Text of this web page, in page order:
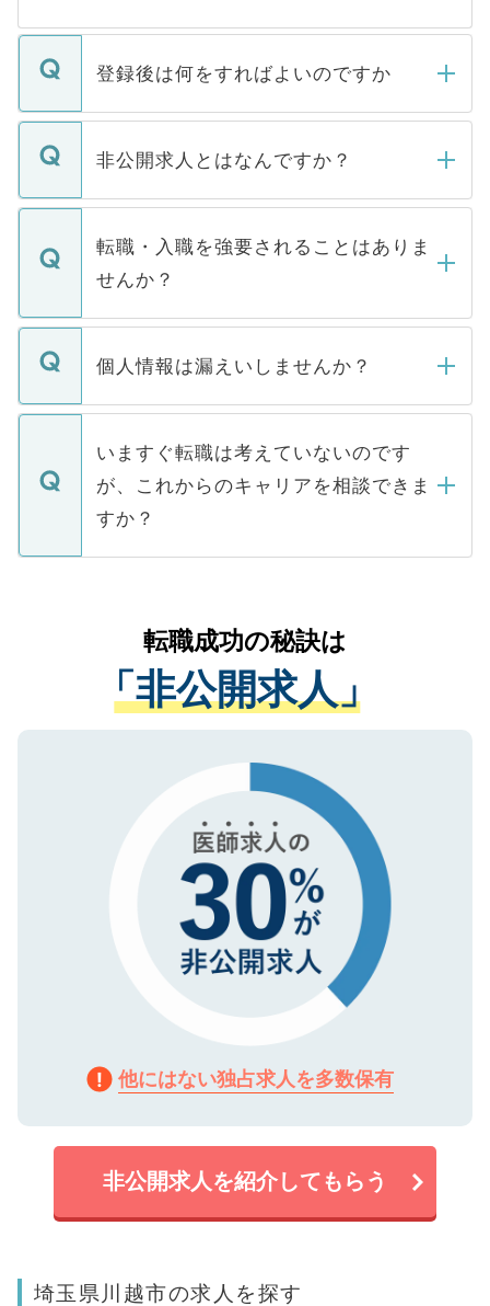
登録後は何をすればよいのですか
ご登録いただきましたら、弊社担当者がご
登録内容を確認し、その後メールもしくは
ます。通常、5営業日以内にはご連絡をせて
いただきますので、しばらくお待ちくださ
非公開求人とはなんですか？
マイナビDOCTORで取り扱っている求人の
うち約3割は、Webサイトからご覧いただ
けない「非公開求人」です。非公開求人は
下記の理由によって、一般には公開してい
ません。
■応募殺到を避けるため 人気のある医療機
関を公にしてしまうと、応募が殺到する場
に、医療機関が求める条件に合った人材の
みを人材紹介会社に依頼するケースが増え
ています。
転職・入職を強要されることはありま
せんか？
転職・入職を強要することは一切ありませ
ん。また、仮に応募先から内定をいただい
定を承諾する必要はありません。内定先へ
の辞退の連絡はキャリアパートナーが行い
個人情報は漏えいしませんか？
個人情報が漏えいすることはありませんの
で、ご安心ください。当サイトからの登録
などで収集したご登録者様の個人情報は、
ご本人のキャリアアップおよび転職活動の
支援を目的に使用いたします。お預かりし
ているすべての個人データはご本人の許可
は、個人情報の取り扱いについての厳密な
管理基準を満たした事業者のみに付与され
る、プライバシーマークを取得済みです。
で、機密保持に関してもご安心ください。
いますぐ転職は考えていないのです
が、これからのキャリアを相談できま
すか？
かがいして、現在の医療機関の状況や紹介
経験をまじえながら、適切なアドバイスを
させていただきます。すぐにご転職をされ
ない方には、長期的なサポートが可能です
ので、まずはご登録ください。
転職成功の秘訣は
「非公開求人」
他にはない独占求人を多数保有
非公開求人を紹介してもらう
埼玉県川越市の求人を探す